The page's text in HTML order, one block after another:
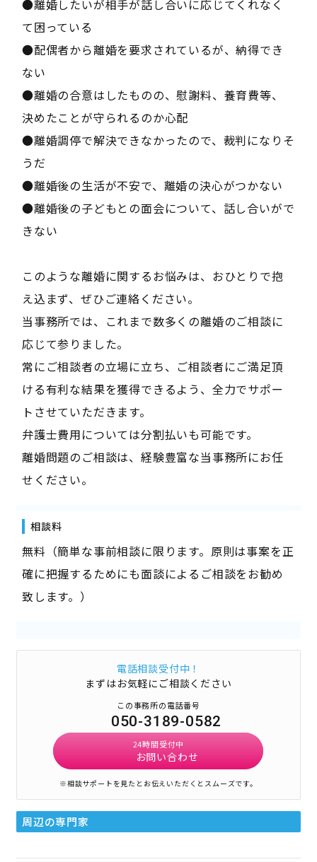
●離婚したいが相手が話し合いに応じてくれなく
て困っている
●配偶者から離婚を要求されているが、納得でき
ない
●離婚の合意はしたものの、慰謝料、養育費等、
決めたことが守られるのか心配
●離婚調停で解決できなかったので、裁判になりそ
うだ
●離婚後の生活が不安で、離婚の決心がつかない
●離婚後の子どもとの面会について、話し合いがで
きない
このような離婚に関するお悩みは、おひとりで抱
え込まず、ぜひご連絡ください。
当事務所では、これまで数多くの離婚のご相談に
応じて参りました。
常にご相談者の立場に立ち、ご相談者にご満足頂
ける有利な結果を獲得できるよう、全力でサポー
トさせていただきます。
弁護士費用については分割払いも可能です。
離婚問題のご相談は、経験豊富な当事務所にお任
せください。
相談料
無料（簡単な事前相談に限ります。原則は事案を正
確に把握するためにも面談によるご相談をお勧め
致します。）
電話相談受付中！
まずはお気軽にご相談ください
この事務所の電話番号
050-3189-0582
24時間受付中
お問い合わせ
※相談サポートを見たとお伝えいただくとスムーズです。
周辺の専門家